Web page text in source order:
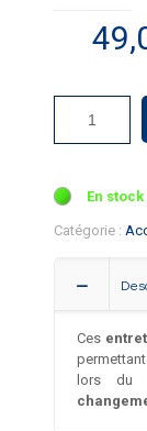
127 en
Catégorie :
Ces
lors du